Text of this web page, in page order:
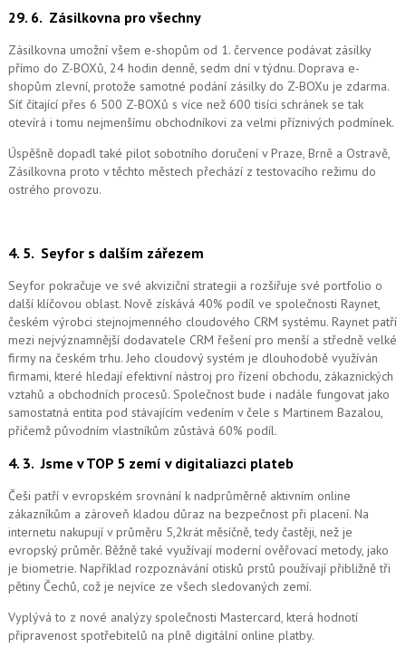
29. 6. Zásilkovna pro všechny
Zásilkovna umožní všem e-shopům od 1. července podávat zásilky
přímo do Z-BOXů, 24 hodin denně, sedm dní v týdnu. Doprava e-
shopům zlevní, protože samotné podání zásilky do Z-BOXu je zdarma.
Síť čítající přes 6 500 Z-BOXů s více než 600 tisíci schránek se tak
otevírá i tomu nejmenšímu obchodníkovi za velmi příznivých podmínek.
Úspěšně dopadl také pilot sobotního doručení v Praze, Brně a Ostravě,
Zásilkovna proto v těchto městech přechází z testovacího režimu do
ostrého provozu.
4. 5. Seyfor s dalším zářezem
Seyfor pokračuje ve své akviziční strategii a rozšiřuje své portfolio o
další klíčovou oblast. Nově získává 40% podíl ve společnosti Raynet,
českém výrobci stejnojmenného cloudového CRM systému. Raynet patří
mezi nejvýznamnější dodavatele CRM řešení pro menší a středně velké
firmy na českém trhu. Jeho cloudový systém je dlouhodobě využíván
firmami, které hledají efektivní nástroj pro řízení obchodu, zákaznických
vztahů a obchodních procesů. Společnost bude i nadále fungovat jako
samostatná entita pod stávajícím vedením v čele s Martinem Bazalou,
přičemž původním vlastníkům zůstává 60% podíl.
4. 3.Jsme v TOP 5 zemí v digitaliazci plateb
Češi patří v evropském srovnání k nadprůměrně aktivním online
zákazníkům a zároveň kladou důraz na bezpečnost při placení. Na
internetu nakupují v průměru 5,2krát měsíčně, tedy častěji, než je
evropský průměr. Běžně také využívají moderní ověřovací metody, jako
je biometrie. Například rozpoznávání otisků prstů používají přibližně tři
pětiny Čechů, což je nejvíce ze všech sledovaných zemí.
Vyplývá to z nové analýzy společnosti Mastercard, která hodnotí
připravenost spotřebitelů na plně digitální online platby.